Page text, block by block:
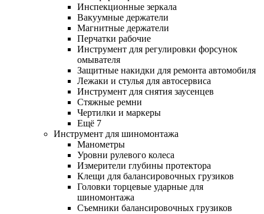
Инспекционные зеркала
Вакуумные держатели
Магнитные держатели
Перчатки рабочие
Инструмент для регулировки форсунок
омывателя
Защитные накидки для ремонта автомобиля
Лежаки и стулья для автосервиса
Инструмент для снятия заусенцев
Стяжные ремни
Чертилки и маркеры
Ещё 7
Инструмент для шиномонтажа
Манометры
Уровни рулевого колеса
Измерители глубины протектора
Клещи для балансировочных грузиков
Головки торцевые ударные для
шиномонтажа
Съемники балансировочных грузиков